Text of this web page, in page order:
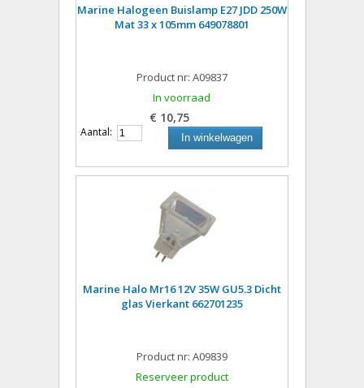
Marine Halogeen Buislamp E27 JDD 250W
Mat 33 x 105mm 649078801
Product nr: A09837
In voorraad
€ 10,75
Aantal: In winkelwagen
Marine Halo Mr16 12V 35W GU5.3 Dicht
glas Vierkant 662701235
Product nr: A09839
Reserveer product